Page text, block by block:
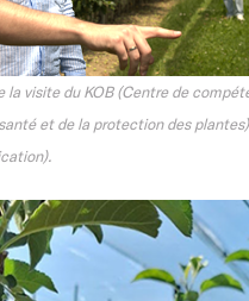
la visite du KOB (Centre de
et de la protection des